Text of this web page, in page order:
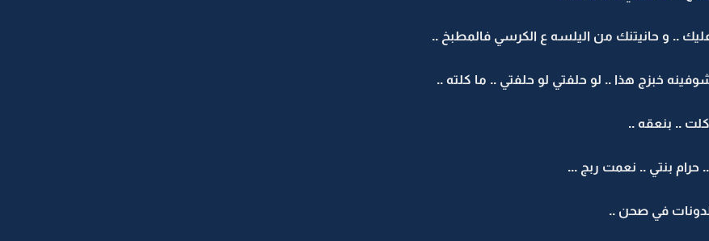
.. و حانيتنك من اليلسه ع الكرسي فالمطبخ ..
خبزج هذا .. لو حلفتي لو حلفتي .. ما كلته ..
.. بنعقه ..
.. حرام بنتي .. نعمت ربج ...
في صحن ..